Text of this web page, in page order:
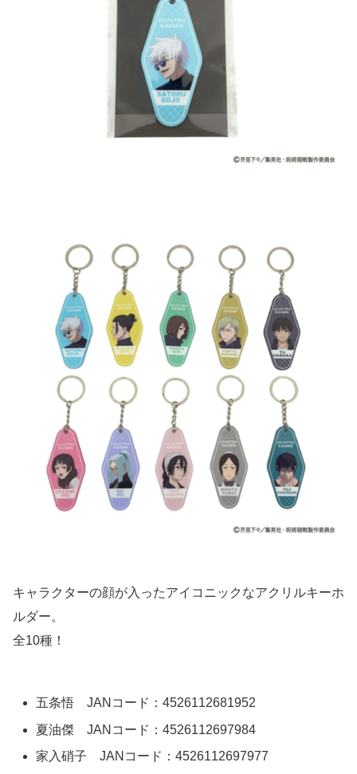
キャラクターの顔が入ったアイコニックなアクリルキーホ
ルダー。
全10種！
五条悟 JANコード：4526112681952
夏油傑 JANコード：4526112697984
家入硝子 JANコード：4526112697977